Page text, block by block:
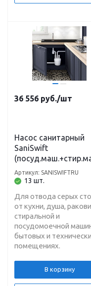
36 556 руб./шт
Насос санитарный
SaniSwift
+раковина+душ) H-
L-40 м
13 шт.
Артикул: SANISWIFTRU
Для отвода серых
от кухни, душа,
стиральной и
посудомоечной
бытовых и
помещениях.
В корзину